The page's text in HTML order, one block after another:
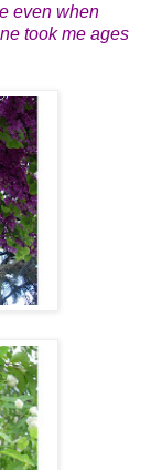
even when
took me ages